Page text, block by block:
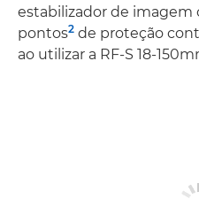
estabilizador de imagem
pontos2 de proteção
ao utilizar a RF-S 18-